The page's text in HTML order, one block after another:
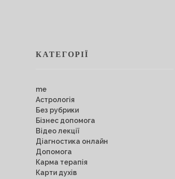
КАТЕГОРІЇ
me
Астрологія
Без рубрики
Бізнес допомога
Відео лекції
Діагностика онлайн
Допомога
Карма терапія
Карти духів